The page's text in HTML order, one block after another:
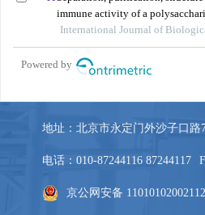
地址：北京市永定门外沙子口路
电话：010-87244116 87244117
京公网安备